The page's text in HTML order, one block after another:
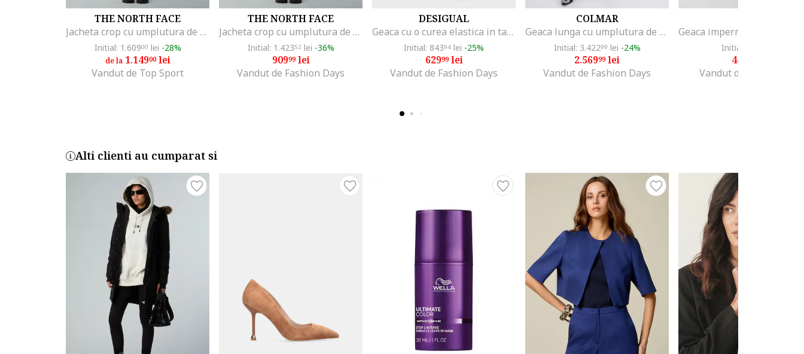
THE NORTH FACE
Jacheta crop cu umplutura de puf Hyalite, Alb
Initial: 1.60900 lei -28%
de la1.14900lei
Vandut de Top Sport
THE NORTH FACE
Jacheta crop cu umplutura de puf Hyalite, Alb
Initial: 1.42352 lei -36%
90999lei
Vandut de Fashion Days
DESIGUAL
Geaca cu o curea elastica in talie, Negru
Initial: 84394 lei -25%
62999lei
Vandut de Fashion Days
COLMAR
Geaca lunga cu umplutura de puf, Verde
Initial: 3.42299 lei -24%
2.56999lei
Vandut de Fashion Days
Initial: 485
449
Vandut de MODIVO SA
Alti clienti au cumparat si